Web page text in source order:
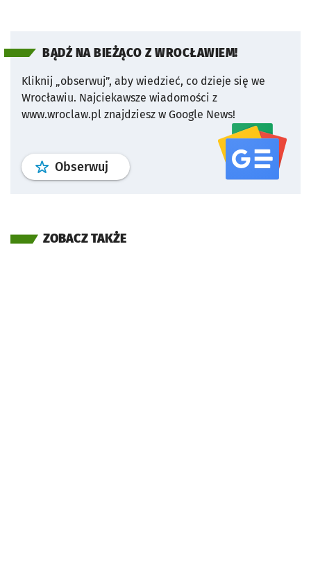
BĄDŹ NA BIEŻĄCO Z WROCŁAWIEM!
Kliknij „obserwuj”, aby wiedzieć, co dzieje się we
Wrocławiu. Najciekawsze wiadomości z
www.wroclaw.pl znajdziesz w Google News!
Obserwuj profil serwisu
ZOBACZ TAKŻE